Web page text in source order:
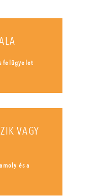
felügyelet
VAGY
és a